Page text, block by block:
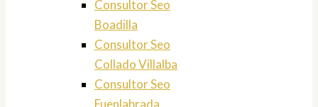
Consultor Seo
Boadilla
Consultor Seo
Collado Villalba
Consultor Seo
Fuenlabrada